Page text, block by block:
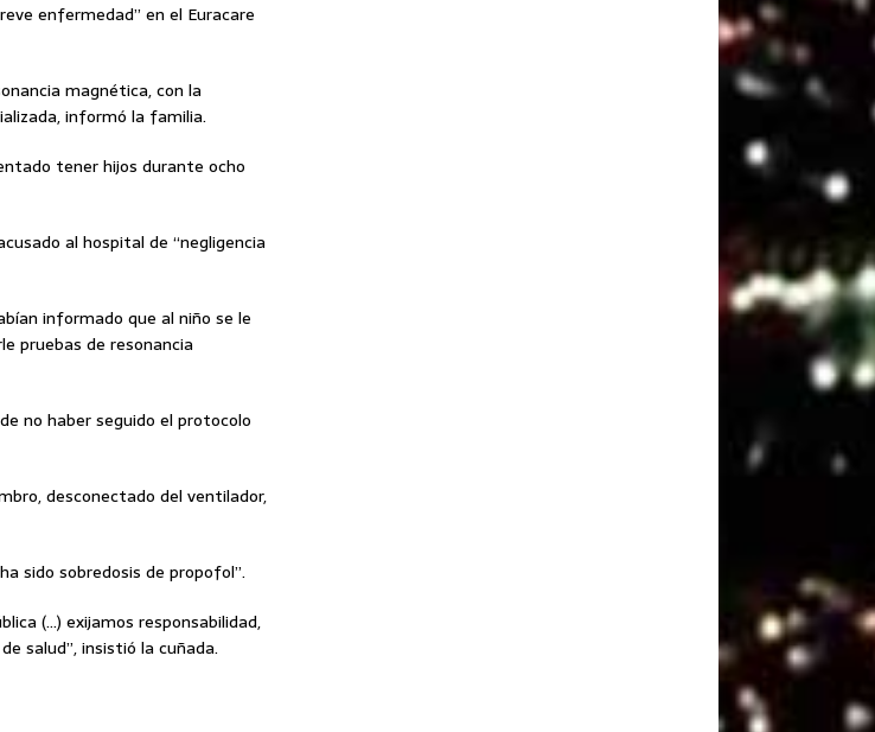
enfermedad” en el Euracare
magnética, con la
informó la familia.
tener hijos durante ocho
al hospital de “negligencia
informado que al niño se le
pruebas de resonancia
no haber seguido el protocolo
desconectado del ventilador,
sido sobredosis de propofol”.
(…) exijamos responsabilidad,
salud”, insistió la cuñada.